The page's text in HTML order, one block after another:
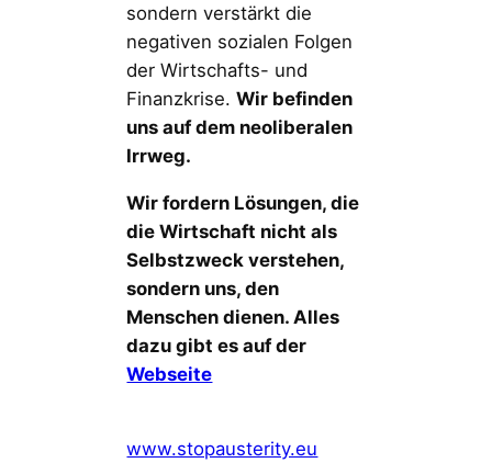
sondern verstärkt die
negativen sozialen Folgen
der Wirtschafts- und
Finanzkrise.Wir befinden
uns auf dem neoliberalen
Irrweg.
Wir fordern Lösungen, die
die Wirtschaft nicht als
Selbstzweck verstehen,
sondern uns, den
Menschen dienen. Alles
dazu gibt es auf der
Webseite
www.stopausterity.eu